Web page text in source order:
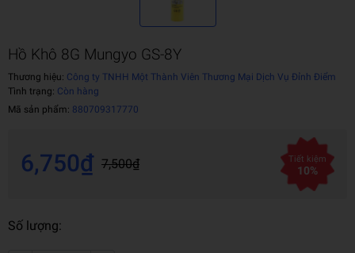
Hồ Khô 8G Mungyo GS-8Y
Thương hiệu: Công ty TNHH Một Thành Viên Thương Mại Dịch Vụ Đỉnh Điểm
Tình trạng: Còn hàng
Mã sản phẩm: 880709317770
6,750₫ 7,500₫ Tiết kiệm
10%
Số lượng: